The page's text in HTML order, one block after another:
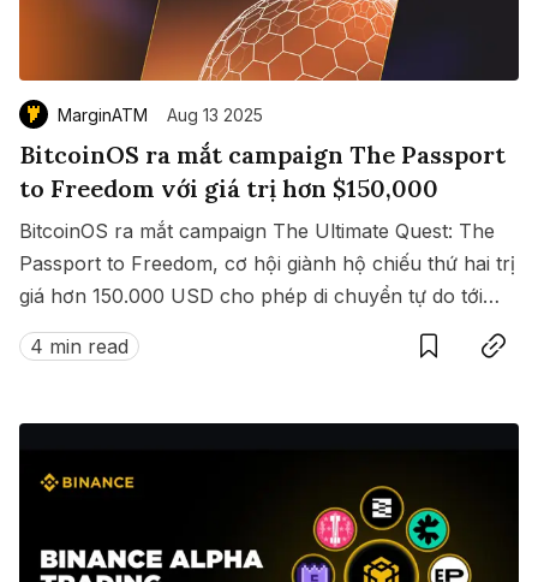
MarginATM Aug 13 2025
BitcoinOS ra mắt campaign The Passport
to Freedom với giá trị hơn $150,000
BitcoinOS ra mắt campaign The Ultimate Quest: The
Passport to Freedom, cơ hội giành hộ chiếu thứ hai trị
giá hơn 150.000 USD cho phép di chuyển tự do tới
hàng loạt quốc gia không cần visa.
4 min read
SaveCopy link